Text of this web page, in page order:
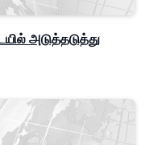
அடுத்தடுத்து